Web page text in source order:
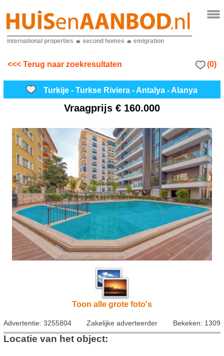
international properties second homes emigration
<<< Terug naar zoekresultaten (0)
Turkije - Turkse Riviera - Antalya - Alanya
Vraagprijs € 160.000
Toon alle grote foto's
Advertentie: 3255804 Zakelijke adverteerder Bekeken: 1309
Locatie van het object: